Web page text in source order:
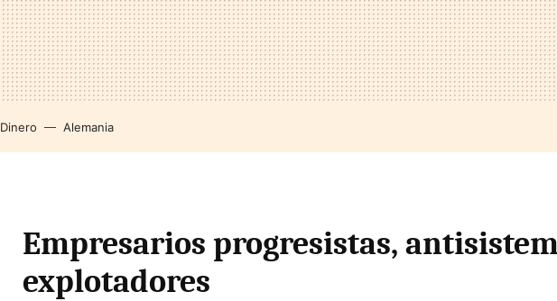
Dinero Alemania
Empresarios progresistas,
explotadores